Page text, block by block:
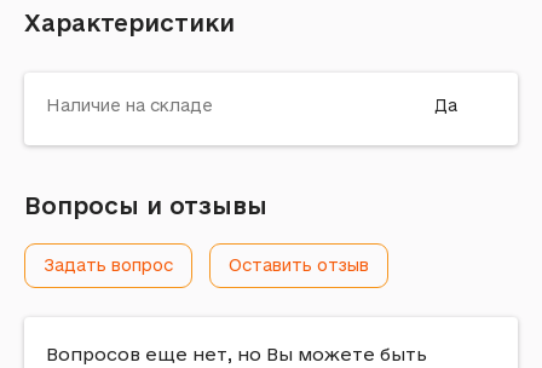
Характеристики
Наличие на складе Да
Вопросы и отзывы
Задать вопрос Оставить отзыв
Вопросов еще нет, но Вы можете быть